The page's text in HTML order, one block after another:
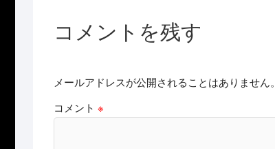
コメントを残す
メールアドレスが公開されることはありません。
コメント ※